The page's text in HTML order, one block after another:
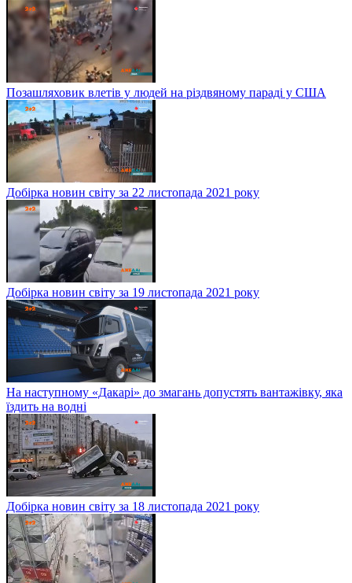
Позашляховик влетів у людей на різдвяному параді у США
Добірка новин світу за 22 листопада 2021 року
Добірка новин світу за 19 листопада 2021 року
На наступному «Дакарі» до змагань допустять вантажівку, яка
їздить на водні
Добірка новин світу за 18 листопада 2021 року